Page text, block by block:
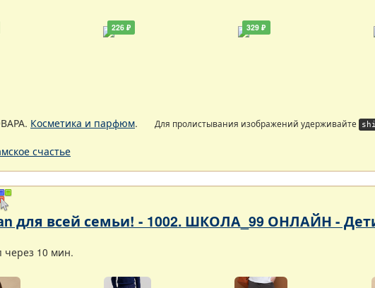
226 ₽ 329 ₽
Косметика и парфюм. Для пролистывания изображений удерживайте
счастье
для всей семьи! - 1002. ШКОЛА_99 ОНЛАЙН -
через 10 мин.